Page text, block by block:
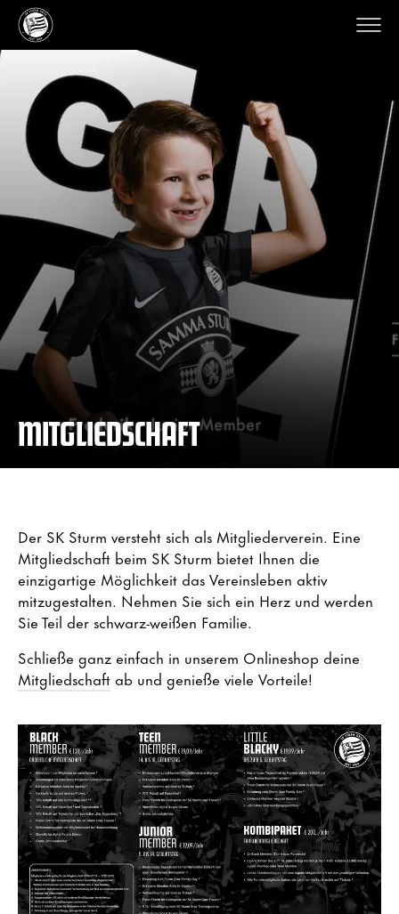
MITGLIEDSCHAFT
Der SK Sturm versteht sich als Mitgliederverein. Eine
Mitgliedschaft beim SK Sturm bietet Ihnen die
einzigartige Möglichkeit das Vereinsleben aktiv
mitzugestalten. Nehmen Sie sich ein Herz und werden
Sie Teil der schwarz-weißen Familie.
Schließe ganz einfach in unserem Onlineshop deine
Mitgliedschaft ab und genieße viele Vorteile!